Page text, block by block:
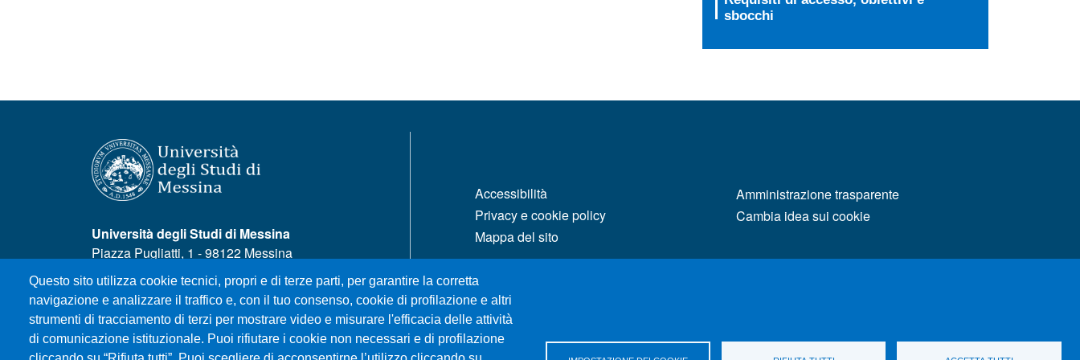
sbocchi
Questo sito utilizza cookie tecnici, propri e di terze parti, per garantire la corretta
navigazione e analizzare il traffico e, con il tuo consenso, cookie di profilazione e altri
strumenti di tracciamento di terzi per mostrare video e misurare l'efficacia delle attività
di comunicazione istituzionale. Puoi rifiutare i cookie non necessari e di profilazione
Università degli Studi di Messina
Piazza Pugliatti, 1 - 98122 Messina
Cod. Fiscale 80004070837
P.IVA 00724160833
Centralino: 090 676 1
MENÙ SOCIAL
Accessibilità
Privacy e cookie policy
Mappa del sito
Amministrazione trasparente
Cambia idea sui cookie